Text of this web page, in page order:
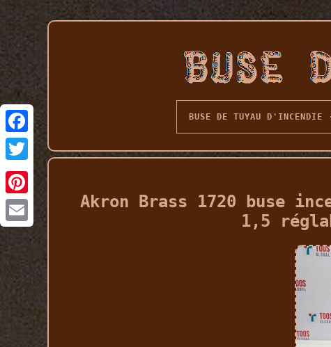
BUSE DE TUYAU D'INCENDIE
Akron Brass 1720 buse
1,5